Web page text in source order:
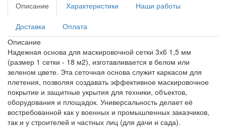
Описание
Характеристики Наши работы
Доставка
Оплата
Описание
Надежная основа для маскировочной сетки 3х6 1,5 мм
(размер 1 сетки - 18 м2), изготавливается в белом или
зеленом цвете. Эта сеточная основа служит каркасом для
плетения, позволяя создавать эффективное маскировочное
покрытие и защитные укрытия для техники, объектов,
оборудования и площадок. Универсальность делает её
востребованной как у военных и промышленных заказчиков,
так и у строителей и частных лиц (для дачи и сада).